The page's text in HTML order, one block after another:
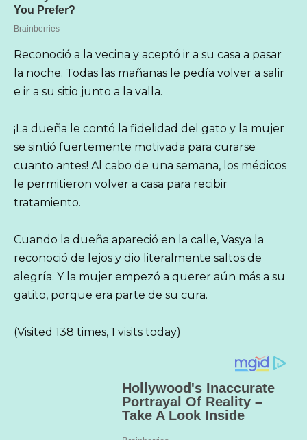
Reconoció a la vecina y aceptó ir a su casa a pasar
la noche. Todas las mañanas le pedía volver a salir
e ir a su sitio junto a la valla.
¡La dueña le contó la fidelidad del gato y la mujer
se sintió fuertemente motivada para curarse
cuanto antes! Al cabo de una semana, los médicos
le permitieron volver a casa para recibir
tratamiento.
Cuando la dueña apareció en la calle, Vasya la
reconoció de lejos y dio literalmente saltos de
alegría. Y la mujer empezó a querer aún más a su
gatito, porque era parte de su cura.
(Visited 138 times, 1 visits today)